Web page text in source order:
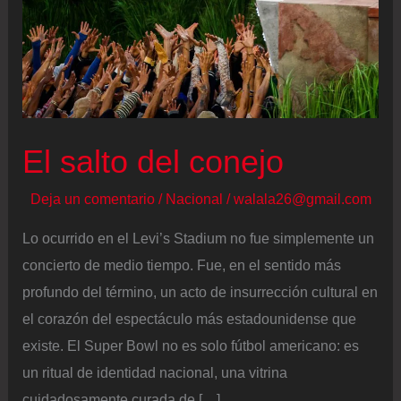
El salto del conejo
Deja un comentario / Nacional /walala26@gmail.com
Lo ocurrido en el Levi’s Stadium no fue simplemente un
concierto de medio tiempo. Fue, en el sentido más
profundo del término, un acto de insurrección cultural en
el corazón del espectáculo más estadounidense que
existe. El Super Bowl no es solo fútbol americano: es
un ritual de identidad nacional, una vitrina